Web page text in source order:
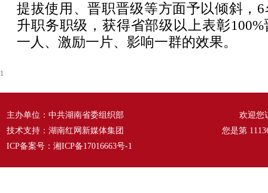
提拔使用、晋职晋级等方面予以倾斜，
升职务职级，获得省部级以上表彰
一人、激励一片、影响一群的效果。
1
主办单位：中共湖南省委组织部
技术支持：湖南红网新媒体集团
ICP备案号： 湘ICP备17016663号-1
欢迎您
您是第